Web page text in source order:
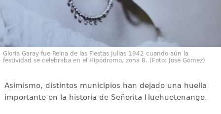
Gloria Garay fue Reina de las Fiestas Julias 1942 cuando aún la
festividad se celebraba en el Hipódromo, zona 8. (Foto: José Gómez)
Asimismo, distintos municipios han dejado una huella
importante en la historia de Señorita Huehuetenango.